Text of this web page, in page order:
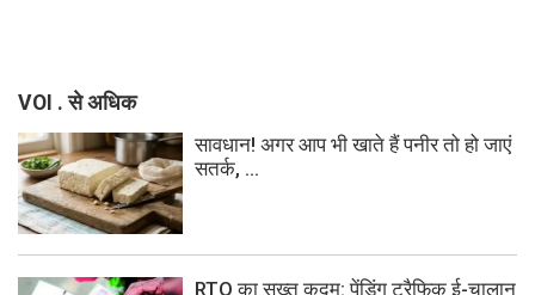
VOI . से अधिक
सावधान! अगर आप भी खाते हैं पनीर तो हो जाएं
सतर्क, ...
RTO का सख्त कदम: पेंडिंग ट्रैफिक ई-चालान